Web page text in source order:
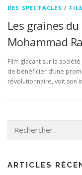
DES SPECTACLES /
Les graines
Mohammad
Film glaçant sur la
de bénéficier d’une
révolutionnaire, voit son
ARTICLES